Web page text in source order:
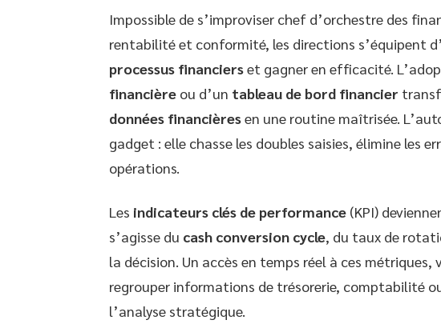
Impossible de s’improviser chef d’orchestre des
rentabilité et conformité, les directions s’équipent
processus financierset gagner en efficacité.
financière ou d’un tableau de bord financier
données financièresen une routine maîtrisée.
gadget : elle chasse les doubles saisies, élimine les
opérations.
Les indicateurs clés de performance (KPI)
s’agisse du cash conversion cycle, du taux de
la décision. Un accès en temps réel à ces
regrouper informations de trésorerie, comptabilité
l’analyse stratégique.